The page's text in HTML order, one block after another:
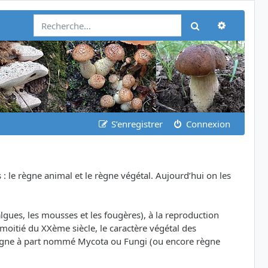
Rechercher
S’enregistrer Connexion
le règne animal et le règne végétal. Aujourd’hui on les
les mousses et les fougères), à la reproduction
du XXème siècle, le caractère végétal des
à part nommé Mycota ou Fungi (ou encore règne